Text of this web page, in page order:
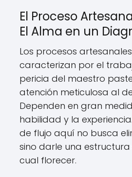
El Proceso
El Alma en un
Los procesos
caracterizan por el
pericia del maestro
atención meticulosa al
Dependen en gran
habilidad y la
de flujo aquí no busca
sino darle una
cual florecer.